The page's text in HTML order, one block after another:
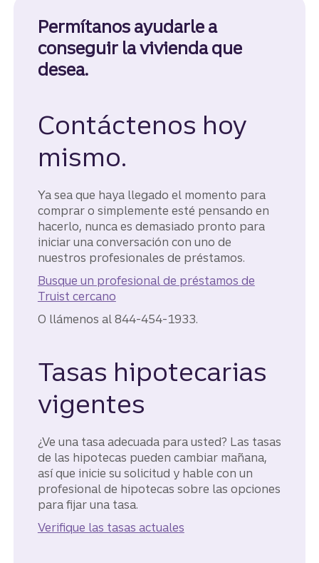
Permítanos ayudarle a
conseguir la vivienda que
desea.
Contáctenos hoy
mismo.
Ya sea que haya llegado el momento para
comprar o simplemente esté pensando en
hacerlo, nunca es demasiado pronto para
iniciar una conversación con uno de
nuestros profesionales de préstamos.
Busque un profesional de préstamos de
Truist cercano
O llámenos al 844-454-1933.
Tasas hipotecarias
vigentes
¿Ve una tasa adecuada para usted? Las tasas
de las hipotecas pueden cambiar mañana,
así que inicie su solicitud y hable con un
profesional de hipotecas sobre las opciones
para fijar una tasa.
Verifique las tasas actuales